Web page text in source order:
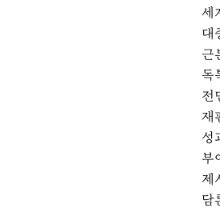
세
대
근
독
전
재
성
부
제
담